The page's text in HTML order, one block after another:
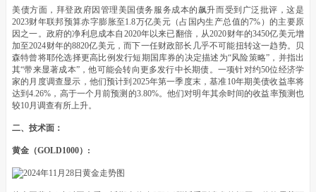
美债方面，拜登政府因管理美国债务服务成本的飙升而受到广泛批评，这是
2023财年联邦预算赤字膨胀至1.8万亿美元（占国内生产总值的7%）的主要原
因之一。政府的净利息成本自2020年以来已翻倍，从2020财年的3450亿美元增
加至2024财年的8820亿美元，而下一任财政部长几乎不可能扭转这一趋势。贝
森特曾将耶伦选择更高比例发行短期国库券的决定描述为“风险策略”，并指出
其“带来显著成本”，他可能会转向更多发行中长期债。一项针对约50位经济学
家的月度调查显示，他们预计到2025年第一季度末，基准10年期美债收益率将
达到4.26%，高于一个月前预测的3.80%。他们对明年其余时间的收益率预测也
较10月调查有所上升。
二、技术面：
黄金（GOLD1000）: